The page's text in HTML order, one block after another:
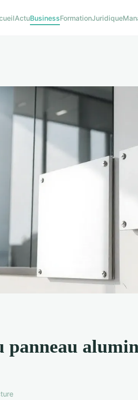
ActuBusinessFormationJuridique
panneau